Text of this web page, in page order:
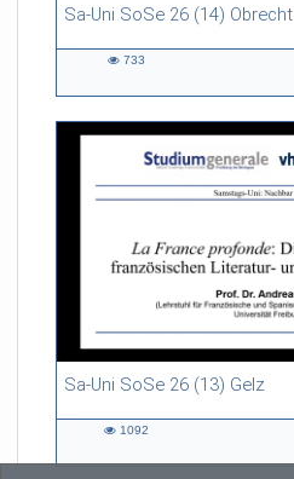
Sa-Uni SoSe 26 (14) Obrecht
46:53 duration
733
Sa-Uni SoSe 26 (13) Gelz
55:13 duration
1092